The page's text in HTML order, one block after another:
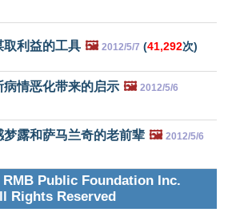
取利益的工具 🖼️ 2012/5/7 (41,292次)
情恶化带来的启示 🖼️ 2012/5/6
露和萨马兰奇的老前辈 🖼️ 2012/5/6
Public Foundation Inc.
Rights Reserved